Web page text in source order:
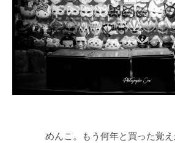
めんこ。もう何年と買った覚え